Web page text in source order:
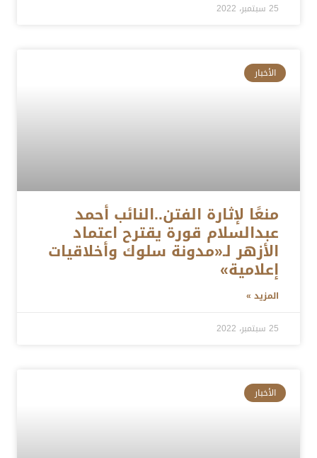
25 سبتمبر، 2022
الأخبار
منعًا لإثارة الفتن..النائب أحمد
عبدالسلام قورة يقترح اعتماد
الأزهر لـ«مدونة سلوك وأخلاقيات
إعلامية»
المزيد »
25 سبتمبر، 2022
الأخبار